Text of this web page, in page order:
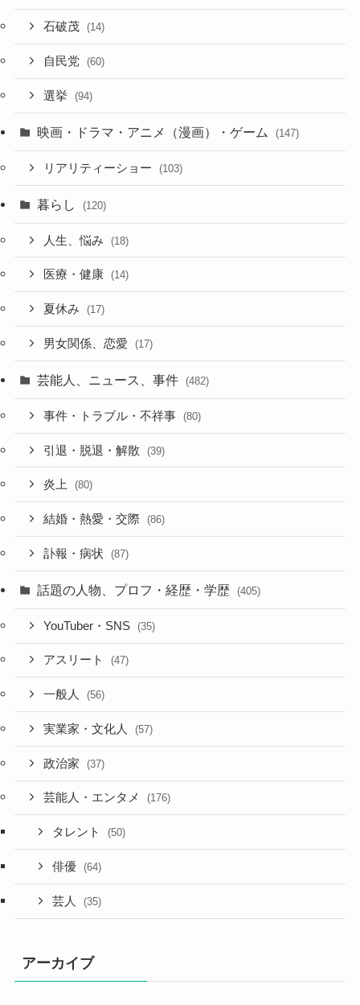
石破茂 (14)
自民党 (60)
選挙 (94)
映画・ドラマ・アニメ（漫画）・ゲーム (147)
リアリティーショー (103)
暮らし (120)
人生、悩み (18)
医療・健康 (14)
夏休み (17)
男女関係、恋愛 (17)
芸能人、ニュース、事件 (482)
事件・トラブル・不祥事 (80)
引退・脱退・解散 (39)
炎上 (80)
結婚・熱愛・交際 (86)
訃報・病状 (87)
話題の人物、プロフ・経歴・学歴 (405)
YouTuber・SNS (35)
アスリート (47)
一般人 (56)
実業家・文化人 (57)
政治家 (37)
芸能人・エンタメ (176)
タレント (50)
俳優 (64)
芸人 (35)
アーカイブ